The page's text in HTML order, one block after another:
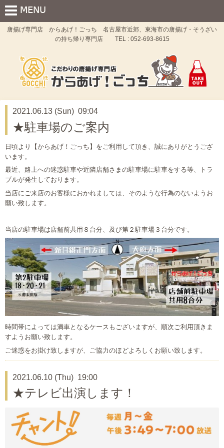
唐揚げ専門店 からあげ！ごっち 名古屋市近郊、東海市の唐揚げ・そうざい
の持ち帰り専門店 TEL : 052-693-8615
2021.06.13 (Sun) 09:04
★駐車場のご案内
日頃より【からあげ！ごっち】をご利用して頂き、誠にありがとうござ
います。
最近、路上への迷惑駐車や近隣店舗さまの駐車場に駐車をする等、トラ
ブルが発生しております。
当店にご来店のお客様におかれましては、そのような行為のないようお
願い致します。
当店の駐車場は店舗前共用８台分、及び第２駐車場３台分です。
時間帯によっては満車となるケースもございますが、順次ご利用頂きま
すようお願い致します。
ご迷惑をお掛け致しますが、ご協力のほどよろしくお願い致します。
2021.06.10 (Thu) 19:00
★テレビ出演します！